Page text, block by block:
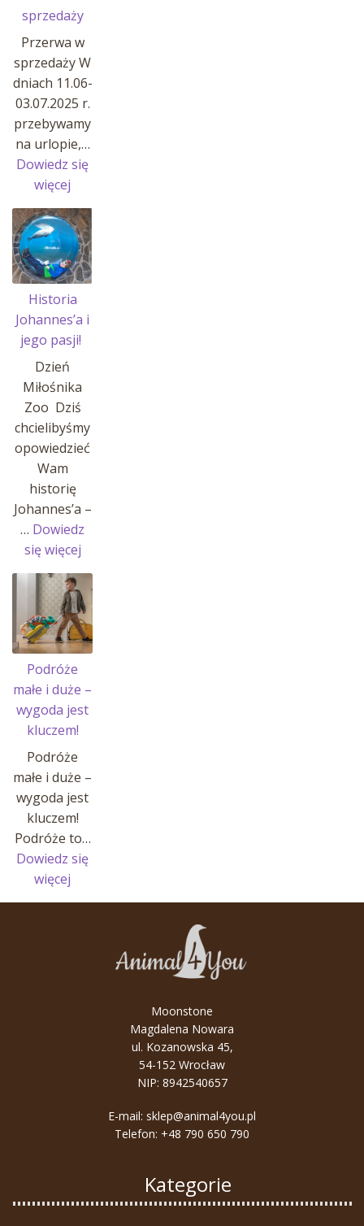
sprzedaży
Przerwa w
sprzedaży W
dniach 11.06-
03.07.2025 r.
przebywamy
na urlopie,…
Dowiedz się
więcej
Przerwa
w
sprzedaży
Historia
Johannes’a i
jego pasji!
Dzień
Miłośnika
Zoo Dziś
chcielibyśmy
opowiedzieć
Wam
historię
Johannes’a –
… Dowiedz
się więcej:
Historia
Johannes’a
i
jego
pasji!
Podróże
małe i duże –
wygoda jest
kluczem!
Podróże
małe i duże –
wygoda jest
kluczem!
Podróże to…
Dowiedz się
więcej
Podróże
Moonstone
Magdalena Nowara
ul. Kozanowska 45,
54-152 Wrocław
NIP: 8942540657
E-mail: sklep@animal4you.pl
Telefon: +48 790 650 790
Kategorie